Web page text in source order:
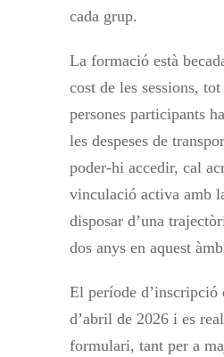
cada grup.
La formació està
cost de les sessions,
persones participants
les despeses de
poder-hi accedir, cal
vinculació activa amb
disposar d’una
dos anys en aquest
El període d’inscripció
d’abril de 2026 i es
formulari, tant per a